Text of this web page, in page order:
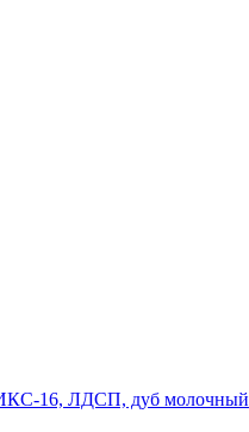
16, ЛДСП, дуб молочный